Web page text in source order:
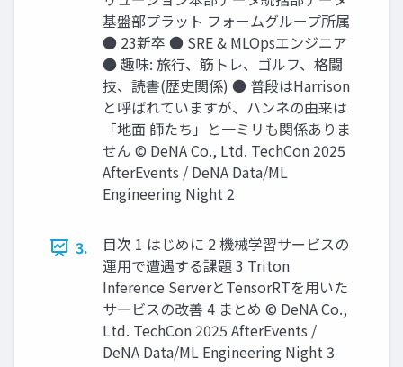
基盤部プラット フォームグループ所属
● 23新卒 ● SRE & MLOpsエンジニア
● 趣味: 旅行、筋トレ、ゴルフ、格闘
技、読書(歴史関係) ● 普段はHarrison
と呼ばれていますが、ハンネの由来は
「地面 師たち」と一ミリも関係ありま
せん © DeNA Co., Ltd. TechCon 2025
AfterEvents / DeNA Data/ML
Engineering Night 2
3.
目次 1 はじめに 2 機械学習サービスの
運用で遭遇する課題 3 Triton
Inference ServerとTensorRTを用いた
サービスの改善 4 まとめ © DeNA Co.,
Ltd. TechCon 2025 AfterEvents /
DeNA Data/ML Engineering Night 3